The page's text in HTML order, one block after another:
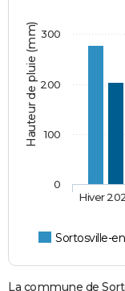
Hauteur de pluie (mm)
Sortosville-
Hiver
0
100
200
300
La commune de